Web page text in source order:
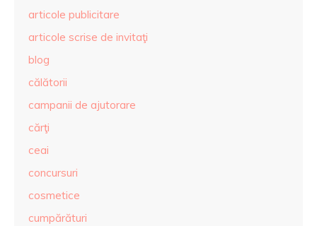
articole publicitare
articole scrise de invitaţi
blog
călătorii
campanii de ajutorare
cărţi
ceai
concursuri
cosmetice
cumpărături